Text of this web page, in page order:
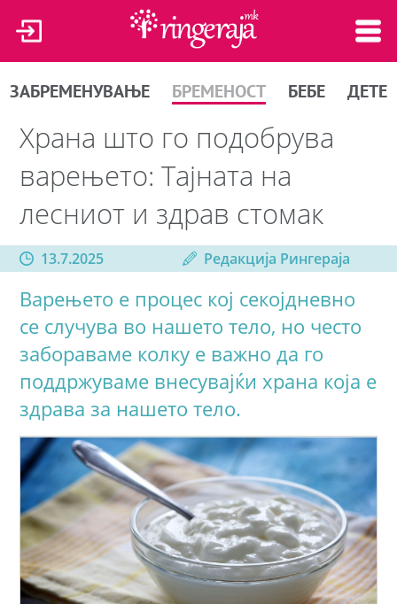
ЗАБРЕМЕНУВАЊЕ БРЕМЕНОСТ БЕБЕ ДЕТЕ
Храна што го подобрува
варењето: Тајната на
лесниот и здрав стомак
13.7.2025 Редакција Рингераја
Варењето е процес кој секојдневно
се случува во нашето тело, но често
забораваме колку е важно да го
поддржуваме внесувајќи храна која е
здрава за нашето тело.